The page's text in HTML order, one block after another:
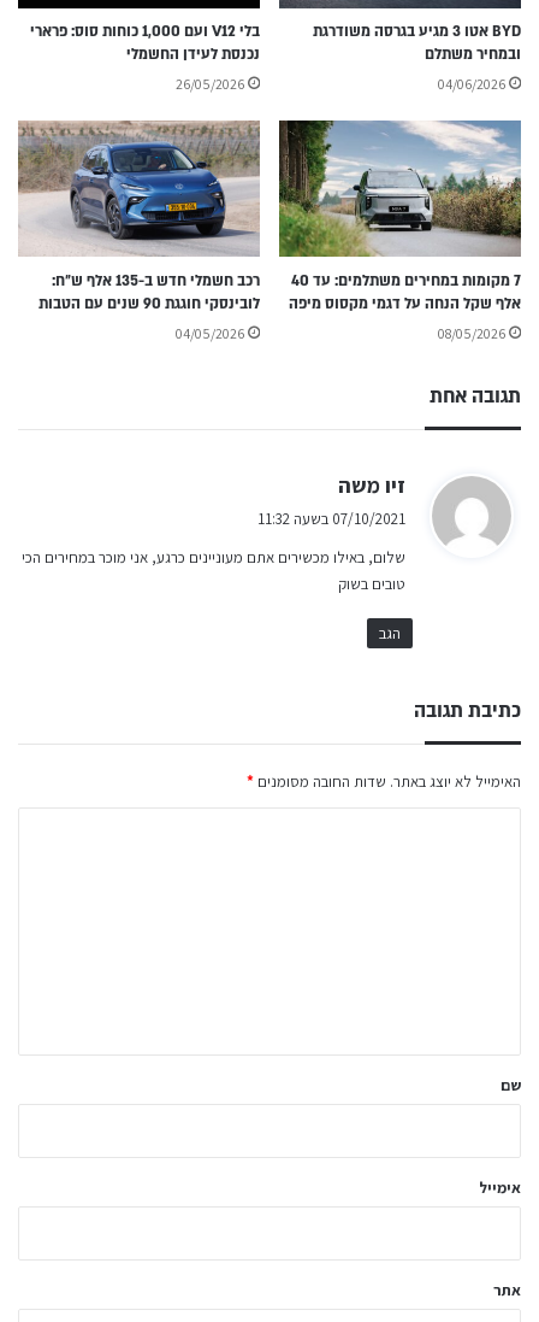
BYD אטו 3 מגיע בגרסה משודרגת
ובמחיר משתלם
04/06/2026
בלי V12 ועם 1,000 כוחות סוס: פרארי
נכנסת לעידן החשמלי
26/05/2026
7 מקומות במחירים משתלמים: עד 40
אלף שקל הנחה על דגמי מקסוס מיפה
08/05/2026
רכב חשמלי חדש ב-135 אלף ש״ח:
לובינסקי חוגגת 90 שנים עם הטבות
04/05/2026
תגובה אחת
זיו משה
ב
07/10/2021 בשעה 11:32
שלום, באילו מכשירים אתם מעוניינים כרגע, אני מוכר במחירים הכי
טובים בשוק
הגב
כתיבת תגובה
האימייל לא יוצג באתר. שדות החובה מסומנים *
ל
שם
אימייל
אתר